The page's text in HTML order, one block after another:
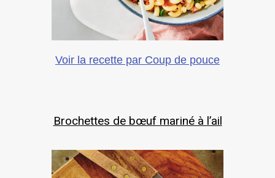
Voir la recette par Coup de pouce
Brochettes de bœuf mariné à l’ail